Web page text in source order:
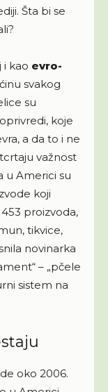
Šta bi se
i kao evro-
svakog
su
koje
a da to i ne
važnost
u Americi su
koji
proizvoda,
tikvice,
novinarka
– „pčele
sistem na
oko 2006.